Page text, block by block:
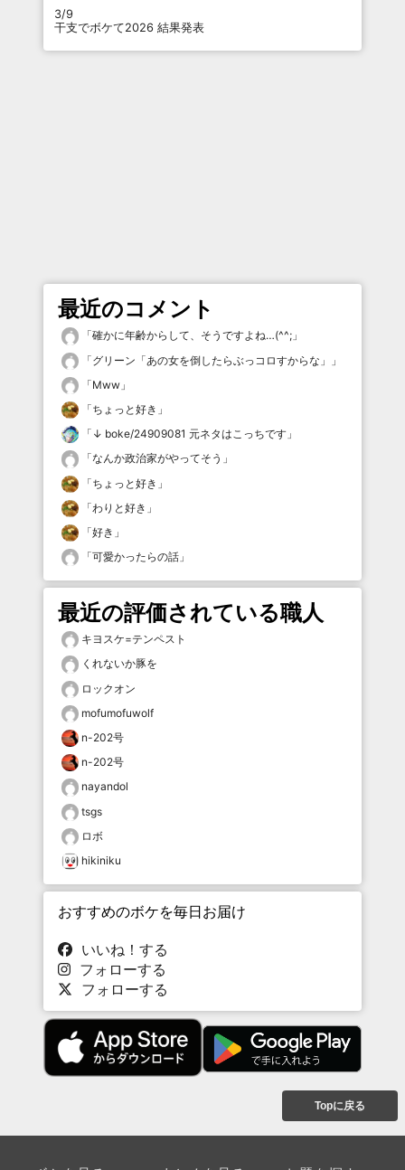
3/9
干支でボケて2026 結果発表
最近のコメント
「確かに年齢からして、そうですよね…(^^; 」
「グリーン「あの女を倒したらぶっコロすからな」
」
「Mww 」
「ちょっと好き 」
「 ↓ boke/24909081 元ネタはこっちです 」
「なんか政治家がやってそう 」
「ちょっと好き 」
「わりと好き 」
「好き 」
「可愛かったらの話 」
最近の評価されている職人
キヨスケ=テンペスト
くれないか豚を
ロックオン
mofumofuwolf
n-202号
n-202号
nayandol
tsgs
ロボ
hikiniku
おすすめのボケを毎日お届け
いいね！する
フォローする
フォローする
Topに戻る